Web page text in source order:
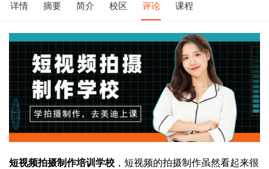
详情 摘要 简介 校区 评论 课程
短视频拍摄制作培训学校 ，短视频的拍摄制作虽然看起来很